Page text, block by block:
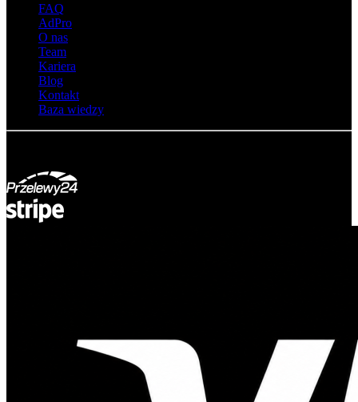
FAQ
AdPro
O nas
Team
Kariera
Blog
Kontakt
Baza wiedzy